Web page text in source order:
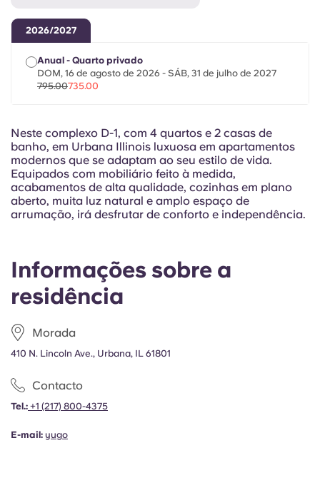
Portuguese
Informações sobre a
residência
Morada
410 N. Lincoln Ave., Urbana, IL 61801
Contacto
Tel.: +1 (217) 800-4375
E-mail: yugo
2026/2027
Anual - Quarto privado
DOM, 16 de agosto de 2026 - SÁB, 31 de julho de 2027
795.00735.00
Neste complexo D-1, com 4 quartos e 2 casas de
banho, em Urbana Illinois luxuosa em apartamentos
modernos que se adaptam ao seu estilo de vida.
Equipados com mobiliário feito à medida,
acabamentos de alta qualidade, cozinhas em plano
aberto, muita luz natural e amplo espaço de
arrumação, irá desfrutar de conforto e independência.